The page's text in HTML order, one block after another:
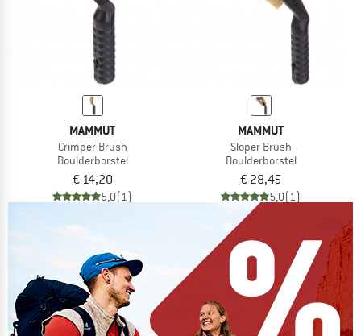
MAMMUT
Crimper Brush
Boulderborstel
€ 14,20
5,0(1)
MAMMUT
Sloper Brush
Boulderborstel
€ 28,45
5,0(1)